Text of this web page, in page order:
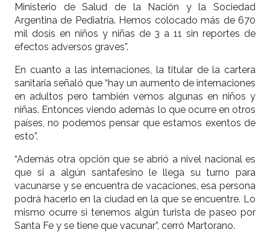
Ministerio de Salud de la Nación y la Sociedad
Argentina de Pediatría. Hemos colocado más de 670
mil dosis en niños y niñas de 3 a 11 sin reportes de
efectos adversos graves”.
En cuanto a las internaciones, la titular de la cartera
sanitaria señaló que “hay un aumento de internaciones
en adultos pero también vemos algunas en niños y
niñas. Entonces viendo además lo que ocurre en otros
países, no podemos pensar que estamos exentos de
esto”.
“Además otra opción que se abrió a nivel nacional es
que si a algún santafesino le llega su turno para
vacunarse y se encuentra de vacaciones, esa persona
podrá hacerlo en la ciudad en la que se encuentre. Lo
mismo ocurre si tenemos algún turista de paseo por
Santa Fe y se tiene que vacunar”, cerró Martorano.